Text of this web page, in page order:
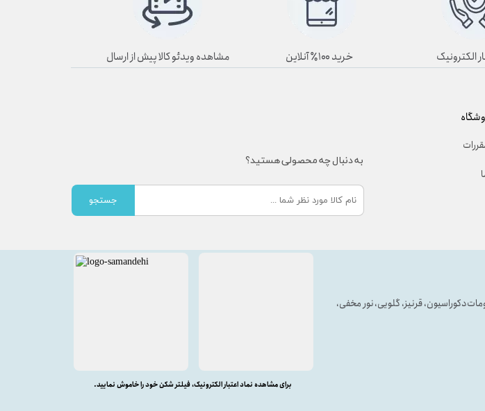
دکوراسیون، قرنیز، گلویی، نور مخفی،
برای مشاهده نماد اعتبار الکترونیک، فیلتر شکن خود را خاموش نمایید.
به دنبال چه محصولی هستید؟
جستجو
الکترونیک خرید ۱۰۰٪ آنلاین مشاهده ویدئو کالا پیش از ارسال